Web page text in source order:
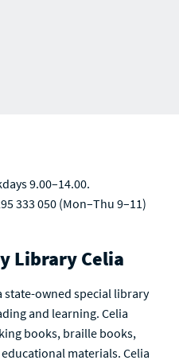
9.00–14.00.
333 050 (Mon–Thu 9–11)
Library Celia
state-owned special library
and learning. Celia
books, braille books,
materials. Celia